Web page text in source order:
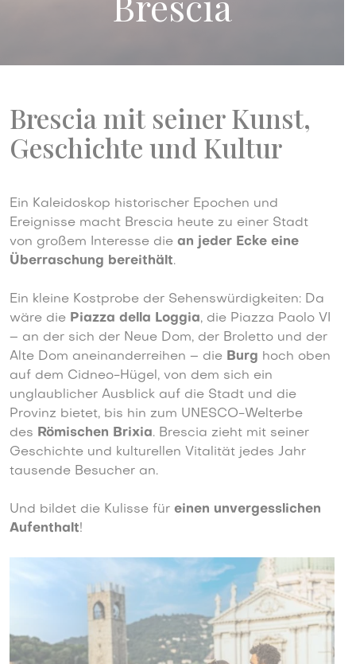
Brescia mit seiner Kunst,
Geschichte und Kultur
Ein Kaleidoskop historischer Epochen und
Ereignisse macht Brescia heute zu einer Stadt
von großem Interesse die an jeder Ecke eine
Überraschung bereithält.
Ein kleine Kostprobe der Sehenswürdigkeiten: Da
wäre die Piazza della Loggia, die Piazza Paolo VI
– an der sich der Neue Dom, der Broletto und der
Alte Dom aneinanderreihen – die Burg hoch oben
auf dem Cidneo-Hügel, von dem sich ein
unglaublicher Ausblick auf die Stadt und die
Provinz bietet, bis hin zum UNESCO-Welterbe
des Römischen Brixia. Brescia zieht mit seiner
Geschichte und kulturellen Vitalität jedes Jahr
tausende Besucher an.
Und bildet die Kulisse für einen unvergesslichen
Aufenthalt!